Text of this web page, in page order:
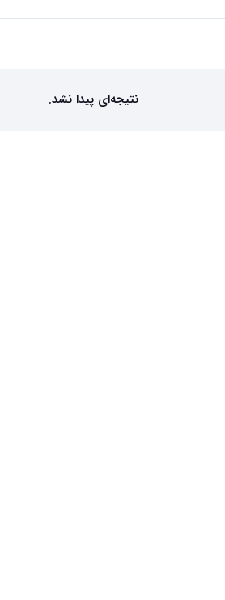
نتیجه‌ای پیدا نشد.